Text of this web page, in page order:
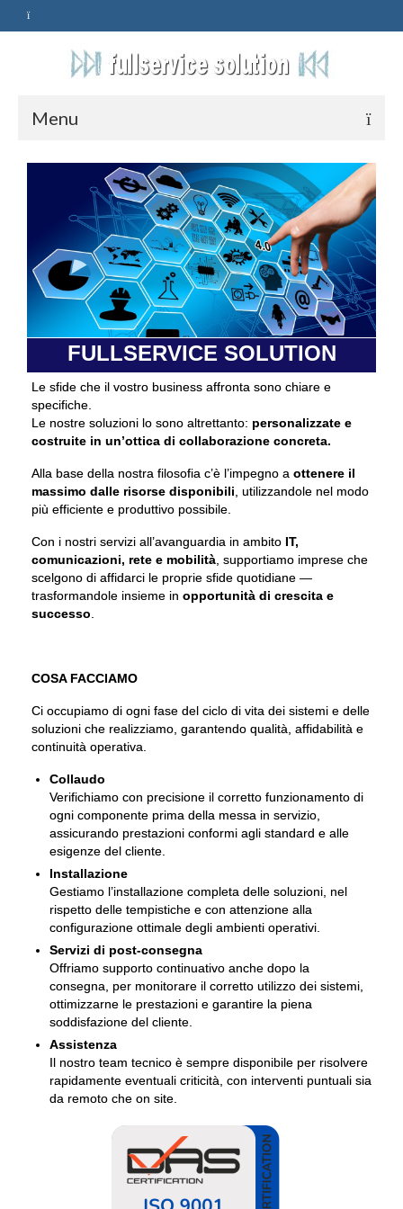
Menu
HOME
ASSISTENZA
POLITICA
Qualità
PRIVACY
CONTATTI
FULLSERVICE SOLUTION
Le sfide che il vostro business affronta sono chiare e
specifiche.
Le nostre soluzioni lo sono altrettanto: personalizzate e
costruite in un’ottica di collaborazione concreta.
Alla base della nostra filosofia c’è l’impegno a ottenere il
massimo dalle risorse disponibili , utilizzandole nel modo
più efficiente e produttivo possibile.
Con i nostri servizi all’avanguardia in ambito IT,
comunicazioni, rete e mobilità , supportiamo imprese che
scelgono di affidarci le proprie sfide quotidiane —
trasformandole insieme in opportunità di crescita e
successo
COSA FACCIAMO
Ci occupiamo di ogni fase del ciclo di vita dei sistemi e delle
soluzioni che realizziamo, garantendo qualità, affidabilità e
continuità operativa.
Collaudo
Verifichiamo con precisione il corretto funzionamento di
ogni componente prima della messa in servizio,
assicurando prestazioni conformi agli standard e alle
esigenze del cliente.
Installazione
Gestiamo l’installazione completa delle soluzioni, nel
rispetto delle tempistiche e con attenzione alla
configurazione ottimale degli ambienti operativi.
Servizi di post-consegna
Offriamo supporto continuativo anche dopo la
consegna, per monitorare il corretto utilizzo dei sistemi,
ottimizzarne le prestazioni e garantire la piena
soddisfazione del cliente.
Assistenza
Il nostro team tecnico è sempre disponibile per risolvere
rapidamente eventuali criticità, con interventi puntuali sia
da remoto che on site.